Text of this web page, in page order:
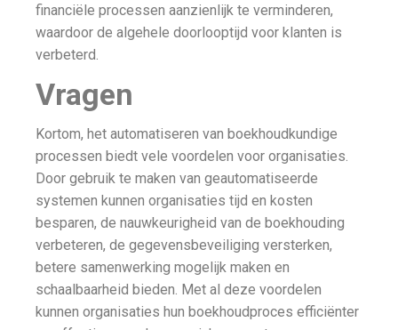
financiële processen aanzienlijk te verminderen,
waardoor de algehele doorlooptijd voor klanten is
verbeterd.
Vragen
Kortom, het automatiseren van boekhoudkundige
processen biedt vele voordelen voor organisaties.
Door gebruik te maken van geautomatiseerde
systemen kunnen organisaties tijd en kosten
besparen, de nauwkeurigheid van de boekhouding
verbeteren, de gegevensbeveiliging versterken,
betere samenwerking mogelijk maken en
schaalbaarheid bieden. Met al deze voordelen
kunnen organisaties hun boekhoudproces efficiënter